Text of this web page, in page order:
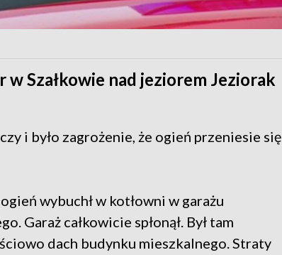
w Szałkowie nad jeziorem Jeziorak
i było zagrożenie, że ogień przeniesie się
wybuchł w kotłowni w garażu
Garaż całkowicie spłonął. Był tam
dach budynku mieszkalnego. Straty